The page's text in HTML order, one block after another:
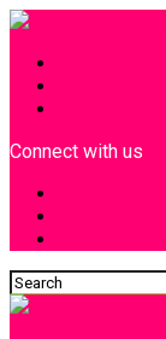
Connect with us